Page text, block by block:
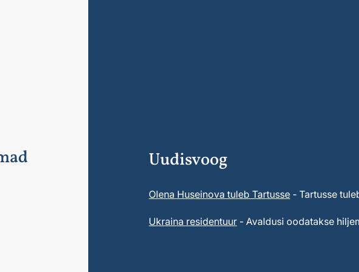
Uudisvoog
Olena Huseinova tuleb Tartusse - Tartusse
Ukraina residentuur - Avaldusi oodatakse